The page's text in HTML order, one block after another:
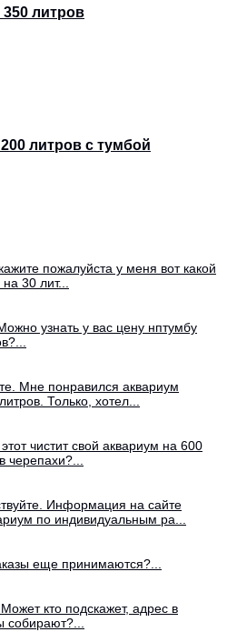
литров
литров с тумбой
пожалуйста у меня вот какой
30 лит...
узнать у вас цену нптумбу
Мне понравился аквариум
Только, хотел...
чистит свой аквариум на 600
черепахи?...
Информация на сайте
по индивидуальным ра...
еще принимаются?...
кто подскажет, адрес в
собирают?...